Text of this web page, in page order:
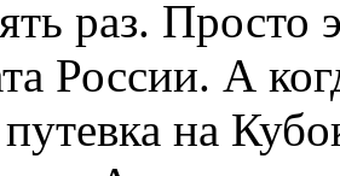
раз. Просто
России. А
на